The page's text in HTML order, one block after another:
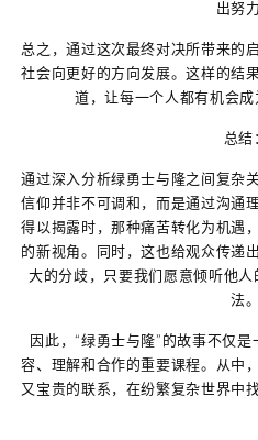
出努力
总之，通过这次最终对决所带来的
社会向更好的方向发展。这样的结
道，让每一个人都有机会成
总结
通过深入分析绿勇士与隆之间复杂
信仰并非不可调和，而是通过沟通
得以揭露时，那种痛苦转化为机遇
的新视角。同时，这也给观众传递
大的分歧，只要我们愿意倾听他
法。
因此，“绿勇士与隆”的故事不仅
容、理解和合作的重要课程。从中
又宝贵的联系，在纷繁复杂世界中